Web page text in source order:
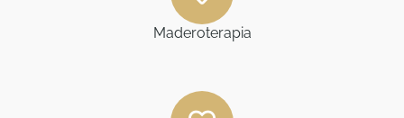
Maderoterapia